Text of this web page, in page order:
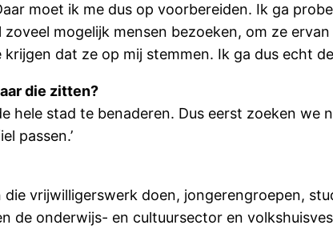
moet ik me dus op voorbereiden. Ik ga
mogelijk mensen bezoeken, om ze
dat ze op mij stemmen. Ik ga dus echt de
die zitten?
hele stad te benaderen. Dus eerst zoeken we
passen.’
vrijwilligerswerk doen, jongerengroepen,
de onderwijs- en cultuursector en